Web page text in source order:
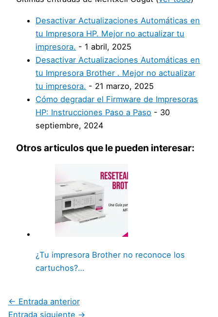
Desactivar Actualizaciones Automáticas en
tu Impresora HP. Mejor no actualizar tu
impresora. - 1 abril, 2025
Desactivar Actualizaciones Automáticas en
tu Impresora Brother . Mejor no actualizar
tu impresora. - 21 marzo, 2025
Cómo degradar el Firmware de Impresoras
HP: Instrucciones Paso a Paso - 30
septiembre, 2024
Otros articulos que le pueden interesar:
¿Tu impresora Brother no reconoce los
cartuchos?…
← Entrada anterior
Entrada siguiente →